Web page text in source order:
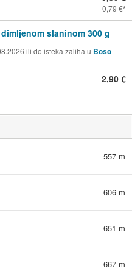
0,79 €
slaninom 300 g
ili do isteka zaliha u Boso
2,90 €
557 m
606 m
651 m
667 m